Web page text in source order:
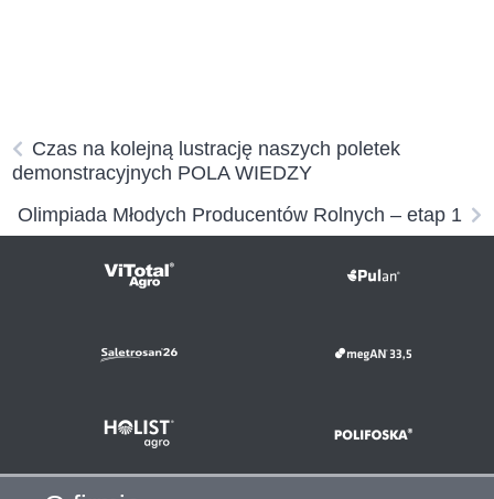
Czas na kolejną lustrację naszych poletek
demonstracyjnych POLA WIEDZY
Olimpiada Młodych Producentów Rolnych – etap 1